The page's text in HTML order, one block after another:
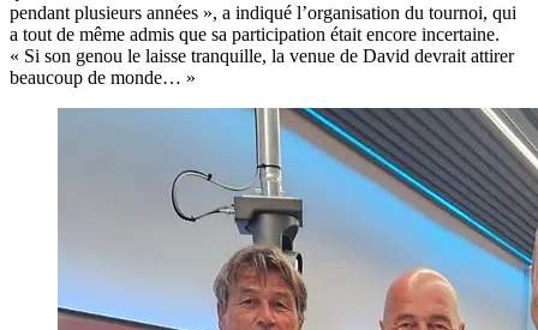
pendant plusieurs années », a indiqué l’organisation du tournoi, qui
a tout de même admis que sa participation était encore incertaine.
« Si son genou le laisse tranquille, la venue de David devrait attirer
beaucoup de monde… »